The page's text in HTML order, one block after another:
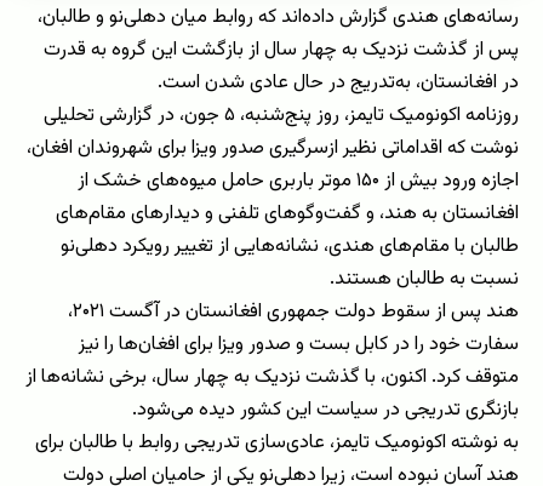
رسانه‌های هندی گزارش داده‌اند که روابط میان دهلی‌نو و طالبان،
پس از گذشت نزدیک به چهار سال از بازگشت این گروه به قدرت
در افغانستان، به‌تدریج در حال عادی شدن است.
روزنامه اکونومیک تایمز، روز پنج‌شنبه، ۵ جون، در گزارشی تحلیلی
نوشت که اقداماتی نظیر ازسرگیری صدور ویزا برای شهروندان افغان،
اجازه ورود بیش از ۱۵۰ موتر باربری حامل میوه‌های خشک از
افغانستان به هند، و گفت‌وگوهای تلفنی و دیدارهای مقام‌های
طالبان با مقام‌های هندی، نشانه‌هایی از تغییر رویکرد دهلی‌نو
نسبت به طالبان هستند.
هند پس از سقوط دولت جمهوری افغانستان در آگست ۲۰۲۱،
سفارت خود را در کابل بست و صدور ویزا برای افغان‌ها را نیز
متوقف کرد. اکنون، با گذشت نزدیک به چهار سال، برخی نشانه‌ها از
بازنگری تدریجی در سیاست این کشور دیده می‌شود.
به نوشته اکونومیک تایمز، عادی‌سازی تدریجی روابط با طالبان برای
هند آسان نبوده است، زیرا دهلی‌نو یکی از حامیان اصلی دولت